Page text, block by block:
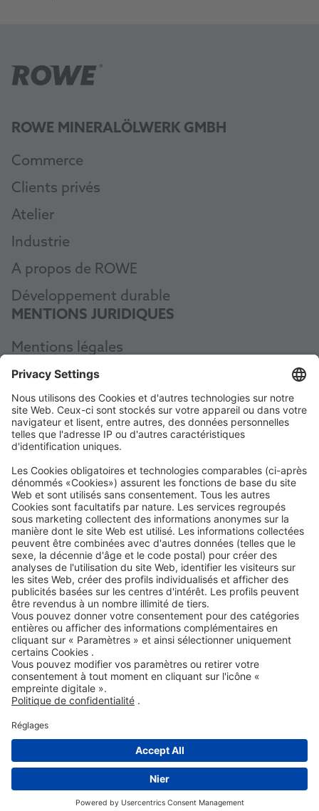
ROWE MINERALÖLWERK GMBH
Commerce
Clients privés
Atelier
Industrie
A propos de ROWE
Développement durable
MENTIONS JURIDIQUES
Mentions légales
Protection des données
CGV
AEB
Code of Conduct
Accessibility Statement
ROWE SOCIAL
CERTIFIÉ PAR
NOUS SOUTENONS
ROWE MINERALÖLWERK GMBH